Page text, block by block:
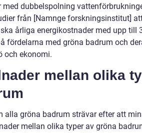
med dubbelspolning
från [Namnge forskningsinstitut]
årliga energikostnader med upp till
fördelarna med gröna badrum och
och ekonomi.
mellan olika
alla gröna badrum strävar efter att
mellan olika typer av gröna